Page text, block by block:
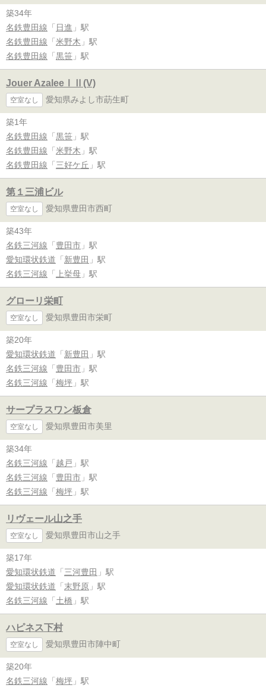
築34年
名鉄豊田線 「 日進 」駅
名鉄豊田線 「 米野木 」駅
名鉄豊田線 「 黒笹 」駅
Jouer AzaleeⅠⅡ(V)
空室なし 愛知県みよし市莇生町
築1年
名鉄豊田線 「 黒笹 」駅
名鉄豊田線 「 米野木 」駅
名鉄豊田線 「 三好ケ丘 」駅
第１三浦ビル
空室なし 愛知県豊田市西町
築43年
名鉄三河線 「 豊田市 」駅
愛知環状鉄道 「 新豊田 」駅
名鉄三河線 「 上挙母 」駅
グローリ栄町
空室なし 愛知県豊田市栄町
築20年
愛知環状鉄道 「 新豊田 」駅
名鉄三河線 「 豊田市 」駅
名鉄三河線 「 梅坪 」駅
サープラスワン板倉
空室なし 愛知県豊田市美里
築34年
名鉄三河線 「 越戸 」駅
名鉄三河線 「 豊田市 」駅
名鉄三河線 「 梅坪 」駅
リヴェール山之手
空室なし 愛知県豊田市山之手
築17年
愛知環状鉄道 「 三河豊田 」駅
愛知環状鉄道 「 末野原 」駅
名鉄三河線 「 土橋 」駅
ハピネス下村
空室なし 愛知県豊田市陣中町
築20年
名鉄三河線 「 梅坪 」駅